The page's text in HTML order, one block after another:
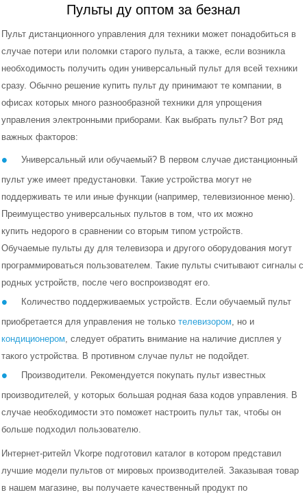
Пульты ду оптом за безнал
Пульт дистанционного управления для техники может понадобиться в
случае потери или поломки старого пульта, а также, если возникла
необходимость получить один универсальный пульт для всей техники
сразу. Обычно решение купить пульт ду принимают те компании, в
офисах которых много разнообразной техники для упрощения
управления электронными приборами. Как выбрать пульт? Вот ряд
важных факторов:
Универсальный или обучаемый? В первом случае дистанционный
пульт уже имеет предустановки. Такие устройства могут не
поддерживать те или иные функции (например, телевизионное меню).
Преимущество универсальных пультов в том, что их можно
купить недорого в сравнении со вторым типом устройств.
Обучаемые пульты ду для телевизора и другого оборудования могут
программироваться пользователем. Такие пульты считывают сигналы с
родных устройств, после чего воспроизводят его.
Количество поддерживаемых устройств. Если обучаемый пульт
приобретается для управления не толькотелевизором, но и
кондиционером, следует обратить внимание на наличие дисплея у
такого устройства. В противном случае пульт не подойдет.
Производители. Рекомендуется покупать пульт известных
производителей, у которых большая родная база кодов управления. В
случае необходимости это поможет настроить пульт так, чтобы он
больше подходил пользователю.
Интернет-ритейл Vkorpe подготовил каталог в котором представил
лучшие модели пультов от мировых производителей. Заказывая товар
в нашем магазине, вы получаете качественный продукт по
Аксессуары для ТВ, Аудио, Видео
Аудио системы
Системы домашних кинотеатров
Системы и Компоненты Hi-Fi
Игровые приставки